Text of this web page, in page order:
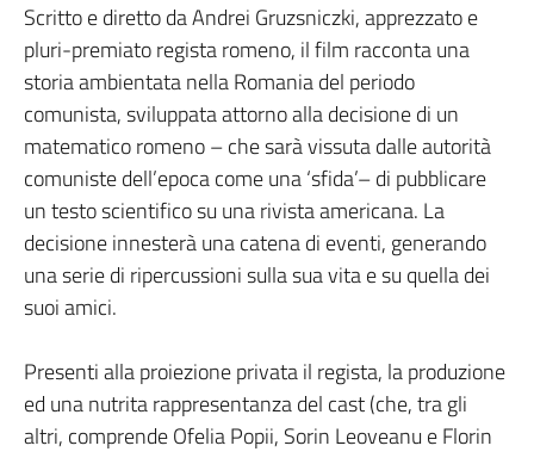
Scritto e diretto da Andrei Gruzsniczki, apprezzato e
pluri-premiato regista romeno, il film racconta una
storia ambientata nella Romania del periodo
comunista, sviluppata attorno alla decisione di un
matematico romeno – che sarà vissuta dalle autorità
comuniste dell’epoca come una ‘sfida’– di pubblicare
un testo scientifico su una rivista americana. La
decisione innesterà una catena di eventi, generando
una serie di ripercussioni sulla sua vita e su quella dei
suoi amici.
Presenti alla proiezione privata il regista, la produzione
ed una nutrita rappresentanza del cast (che, tra gli
altri, comprende Ofelia Popii, Sorin Leoveanu e Florin